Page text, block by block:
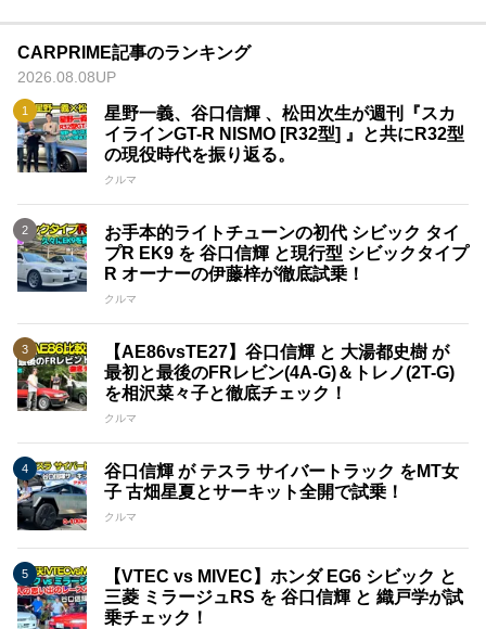
CARPRIME記事のランキング
2026.08.08UP
星野一義、谷口信輝 、松田次生が週刊『スカ
イラインGT-R NISMO [R32型] 』と共にR32型
の現役時代を振り返る。
クルマ
お手本的ライトチューンの初代 シビック タイ
プR EK9 を 谷口信輝 と現行型 シビックタイプ
R オーナーの伊藤梓が徹底試乗！
クルマ
【AE86vsTE27】谷口信輝 と 大湯都史樹 が
最初と最後のFRレビン(4A-G)＆トレノ(2T-G)
を相沢菜々子と徹底チェック！
クルマ
谷口信輝 が テスラ サイバートラック をMT女
子 古畑星夏とサーキット全開で試乗！
クルマ
【VTEC vs MIVEC】ホンダ EG6 シビック と
三菱 ミラージュRS を 谷口信輝 と 織戸学が試
乗チェック！